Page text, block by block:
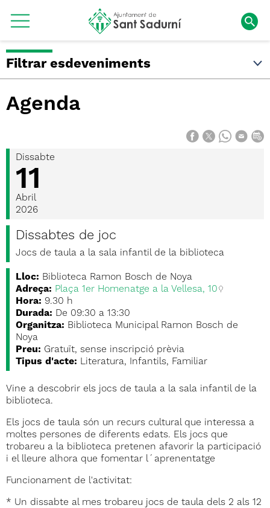
Filtrar esdeveniments
Agenda
Dissabte
11
Abril
2026
Dissabtes de joc
Jocs de taula a la sala infantil de la biblioteca
Lloc: Biblioteca Ramon Bosch de Noya
Adreça: Plaça 1er Homenatge a la Vellesa, 10
Hora: 9.30 h
Durada: De 09:30 a 13:30
Organitza: Biblioteca Municipal Ramon Bosch de
Noya
Preu: Gratuït, sense inscripció prèvia
Tipus d'acte: Literatura, Infantils, Familiar
Vine a descobrir els jocs de taula a la sala infantil de la
biblioteca.
Els jocs de taula són un recurs cultural que interessa a
moltes persones de diferents edats. Els jocs que
trobareu a la biblioteca pretenen afavorir la participació
i el lleure alhora que fomentar l´aprenentatge
Funcionament de l'activitat:
* Un dissabte al mes trobareu jocs de taula dels 2 als 12